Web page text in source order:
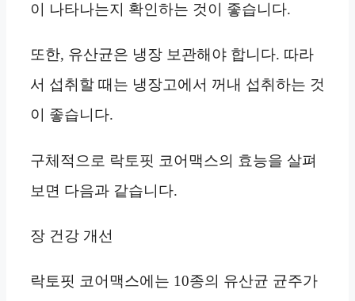
이 나타나는지 확인하는 것이 좋습니다.
또한, 유산균은 냉장 보관해야 합니다. 따라
서 섭취할 때는 냉장고에서 꺼내 섭취하는 것
이 좋습니다.
구체적으로 락토핏 코어맥스의 효능을 살펴
보면 다음과 같습니다.
장 건강 개선
락토핏 코어맥스에는 10종의 유산균 균주가